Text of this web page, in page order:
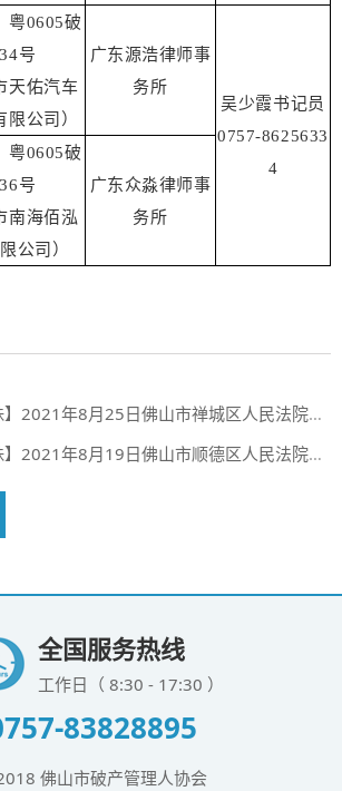
粤0605破
号
天佑汽车
限公司）
广东源浩律师事
务所
吴少霞书记员
0757-8625633
4
粤0605破
号
南海佰泓
公司）
广东众淼律师事
务所
2021年8月25日佛山市禅城区人民法院案件摇珠结果
2021年8月19日佛山市顺德区人民法院案件摇珠结果
全国服务热线
工作日（ 8:30 - 17:30 ）
83828895
佛山市破产管理人协会